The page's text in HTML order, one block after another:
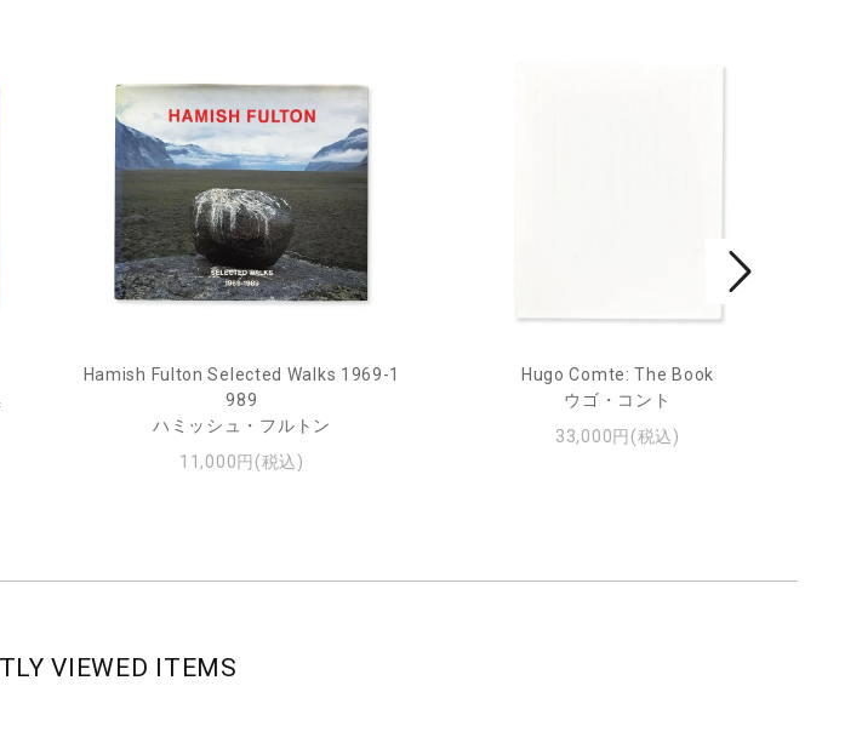
Hamish Fulton Selected Walks 1969-1
989
ハミッシュ・フルトン
11,000円(税込)
Hugo Comte: The Book
ウゴ・コント
33,000円(税込)
VIEWED ITEMS